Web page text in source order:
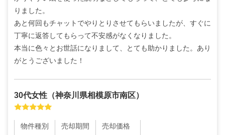
りました。
あと何回もチャットでやりとりさせてもらいましたが、すぐに
丁寧に返答してもらって不安感がなくなりました。
本当に色々とお世話になりまして、とても助かりました。あり
がとうございました！
30代女性 （神奈川県相模原市南区）
物件種別
売却期間
売却価格